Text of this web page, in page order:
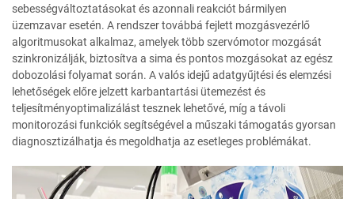
sebességváltoztatásokat és azonnali reakciót bármilyen
üzemzavar esetén. A rendszer továbbá fejlett mozgásvezérlő
algoritmusokat alkalmaz, amelyek több szervómotor mozgását
szinkronizálják, biztosítva a sima és pontos mozgásokat az egész
dobozolási folyamat során. A valós idejű adatgyűjtési és elemzési
lehetőségek előre jelzett karbantartási ütemezést és
teljesítményoptimalizálást tesznek lehetővé, míg a távoli
monitorozási funkciók segítségével a műszaki támogatás gyorsan
diagnosztizálhatja és megoldhatja az esetleges problémákat.